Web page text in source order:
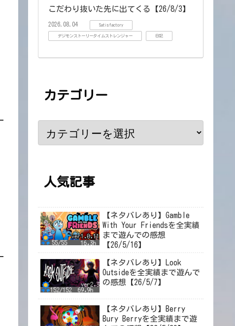
こだわり抜いた先に出てくる【26/8/3】
2026.08.04 Satisfactory
デジモンストーリータイムストレンジャー 日記
カテゴリー
人気記事
【ネタバレあり】Gamble
With Your Friendsを全実績
まで遊んでの感想
【26/5/16】
【ネタバレあり】Look
Outsideを全実績まで遊んで
の感想【26/5/7】
【ネタバレあり】Berry
Bury Berryを全実績まで遊